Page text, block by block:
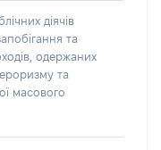
діячів
та
одержаних
та
масового